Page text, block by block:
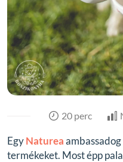
20 perc
EgyNaturea
termékeket. Most épp